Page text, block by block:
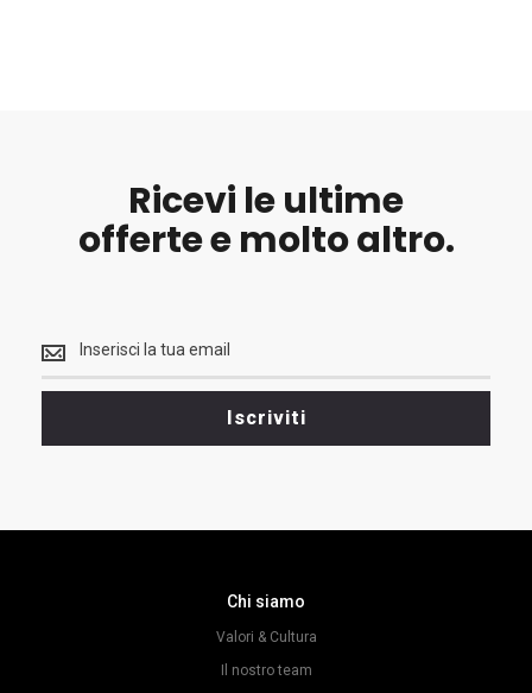
Ricevi le ultime
offerte e molto altro.
le
ultime
<br>
Iscriviti
Chi siamo
Valori & Cultura
Il nostro team